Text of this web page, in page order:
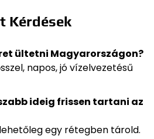
Kérdések
ültetni Magyarországon?
napos, jó vízelvezetésű
ideig frissen tartani az
egy rétegben tárold.